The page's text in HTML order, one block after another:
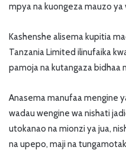
mpya na kuongeza mauzo ya
Kashenshe alisema kupitia
Tanzania Limited ilinufaika
pamoja na kutangaza bidhaa
Anasema manufaa mengine
wadau wengine wa nishati
utokanao na mionzi ya jua,
na upepo, maji na